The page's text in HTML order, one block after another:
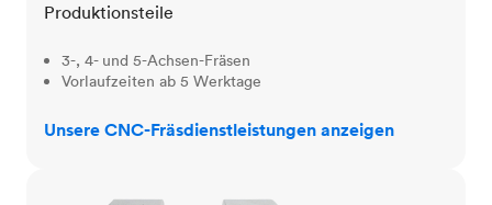
Produktionsteile
3-, 4- und 5-Achsen-Fräsen
Vorlaufzeiten ab 5 Werktage
Unsere CNC-Fräsdienstleistungen anzeigen